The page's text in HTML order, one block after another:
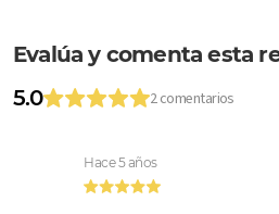
Evalúa y comenta esta
5.0
2 comentarios
Hace 5 años